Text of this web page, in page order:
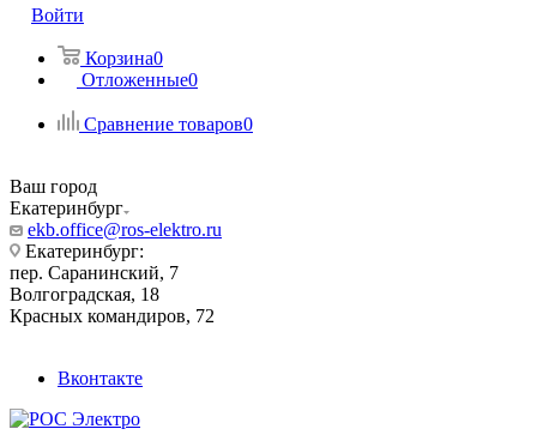
Войти
Корзина0
Отложенные0
Сравнение товаров0
Ваш город
Екатеринбург
ekb.office@ros-elektro.ru
Екатеринбург:
пер. Саранинский, 7
Волгоградская, 18
Красных командиров, 72
Вконтакте